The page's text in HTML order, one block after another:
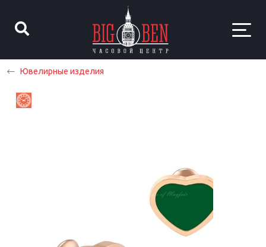
Ювелирные изделия